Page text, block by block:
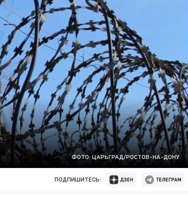
ФОТО: ЦАРЬГРАД/РОСТОВ-НА-ДОНУ
ПОДПИШИТЕСЬ: